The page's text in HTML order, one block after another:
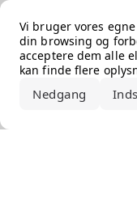
Vi bruger vores
din browsing og
acceptere dem alle
kan finde flere
Nedgang
Error